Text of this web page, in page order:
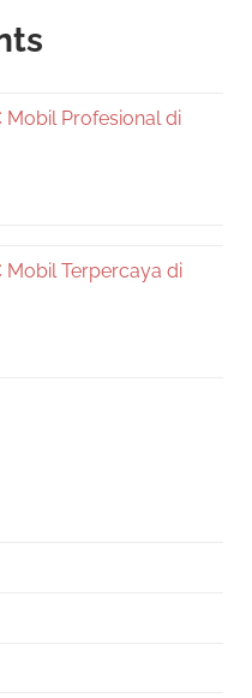
Mobil Profesional di
Mobil Terpercaya di